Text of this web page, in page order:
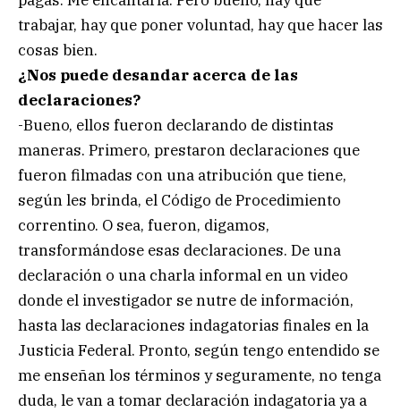
trabajar, hay que poner voluntad, hay que hacer las
cosas bien.
¿Nos puede desandar acerca de las
declaraciones?
-Bueno, ellos fueron declarando de distintas
maneras. Primero, prestaron declaraciones que
fueron filmadas con una atribución que tiene,
según les brinda, el Código de Procedimiento
correntino. O sea, fueron, digamos,
transformándose esas declaraciones. De una
declaración o una charla informal en un video
donde el investigador se nutre de información,
hasta las declaraciones indagatorias finales en la
Justicia Federal. Pronto, según tengo entendido se
me enseñan los términos y seguramente, no tenga
duda, le van a tomar declaración indagatoria ya a